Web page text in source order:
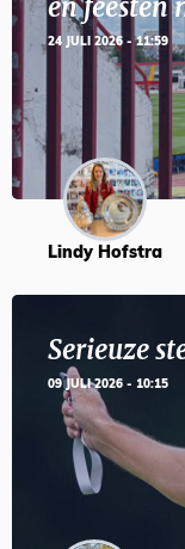
en feesten
24 JULI 2026 - 11:59
Lindy Hofstra
Serieuze
09 JULI 2026 - 10:15